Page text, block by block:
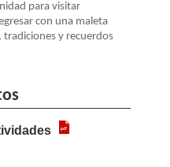
para visitar
con una maleta
y recuerdos